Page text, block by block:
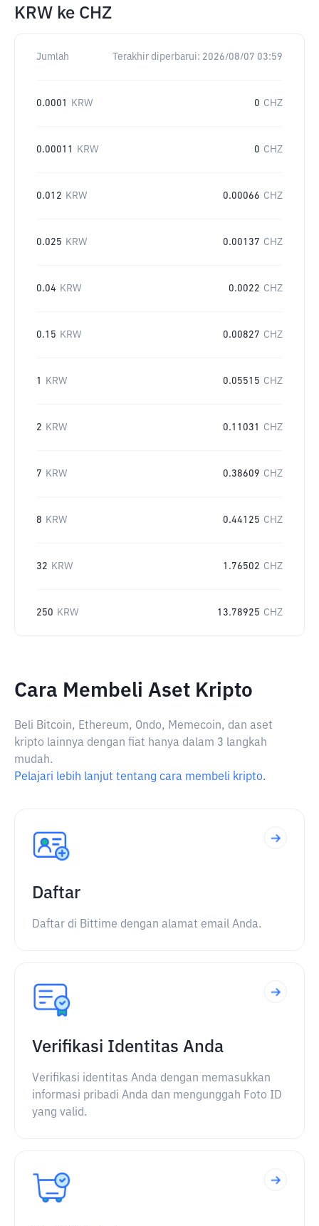
KRW ke CHZ
Jumlah Terakhir diperbarui: 2026/08/07 03:59
0.0001 KRW 0 CHZ
0.00011 KRW 0 CHZ
0.012 KRW 0.00066 CHZ
0.025 KRW 0.00137 CHZ
0.04 KRW 0.0022 CHZ
0.15 KRW 0.00827 CHZ
1 KRW 0.05515 CHZ
2 KRW 0.11031 CHZ
7 KRW 0.38609 CHZ
8 KRW 0.44125 CHZ
32 KRW 1.76502 CHZ
250 KRW 13.78925 CHZ
Cara Membeli Aset Kripto
Beli Bitcoin, Ethereum, Ondo, Memecoin, dan aset
kripto lainnya dengan fiat hanya dalam 3 langkah
mudah.
Pelajari lebih lanjut tentang cara membeli kripto.
Daftar
Daftar di Bittime dengan alamat email Anda.
Verifikasi Identitas Anda
Verifikasi identitas Anda dengan memasukkan
informasi pribadi Anda dan mengunggah Foto ID
yang valid.